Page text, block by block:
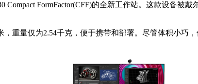
FormFactor(CFF)的全新工作站。这款设备被
，重量仅为2.54千克，便于携带和部署。尽管体积小